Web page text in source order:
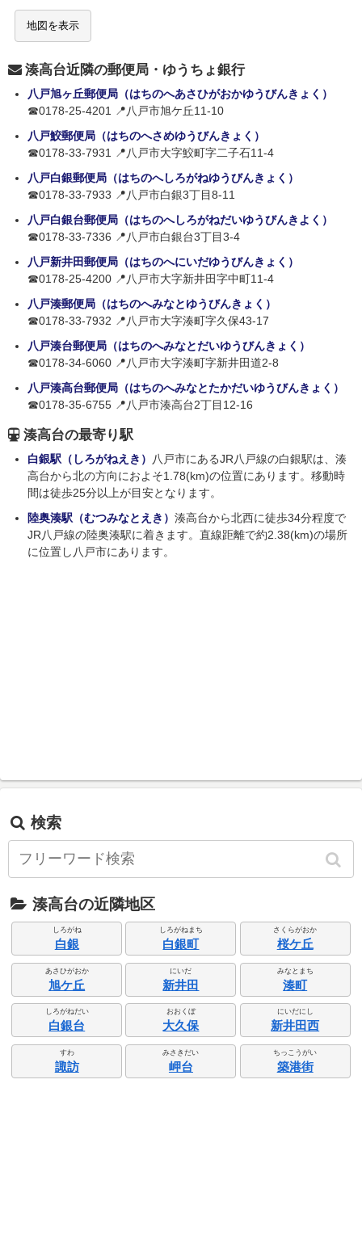
地図を表示
湊高台近隣の郵便局・ゆうちょ銀行
八戸旭ヶ丘郵便局（はちのへあさひがおかゆうびんきょく）
☎0178-25-4201 📍八戸市旭ケ丘11-10
八戸鮫郵便局（はちのへさめゆうびんきょく）
☎0178-33-7931 📍八戸市大字鮫町字二子石11-4
八戸白銀郵便局（はちのへしろがねゆうびんきょく）
☎0178-33-7933 📍八戸市白銀3丁目8-11
八戸白銀台郵便局（はちのへしろがねだいゆうびんきよく）
☎0178-33-7336 📍八戸市白銀台3丁目3-4
八戸新井田郵便局（はちのへにいだゆうびんきょく）
☎0178-25-4200 📍八戸市大字新井田字中町11-4
八戸湊郵便局（はちのへみなとゆうびんきょく）
☎0178-33-7932 📍八戸市大字湊町字久保43-17
八戸湊台郵便局（はちのへみなとだいゆうびんきょく）
☎0178-34-6060 📍八戸市大字湊町字新井田道2-8
八戸湊高台郵便局（はちのへみなとたかだいゆうびんきょく）
☎0178-35-6755 📍八戸市湊高台2丁目12-16
湊高台の最寄り駅
白銀駅（しろがねえき）
八戸市にあるJR八戸線の白銀駅は、湊
高台から北の方向におよそ1.78(km)の位置にあります。移動時
間は徒歩25分以上が目安となります。
陸奥湊駅（むつみなとえき） 湊高台から北西に徒歩34分程度で
JR八戸線の陸奥湊駅に着きます。直線距離で約2.38(km)の場所
に位置し八戸市にあります。
検索
湊高台の近隣地区
しろがね
白銀
しろがねまち
白銀町
さくらがおか
桜ケ丘
あさひがおか
旭ケ丘
にいだ
新井田
みなとまち
湊町
しろがねだい
白銀台
おおくぼ
大久保
にいだにし
新井田西
すわ
諏訪
みさきだい
岬台
ちっこうがい
築港街